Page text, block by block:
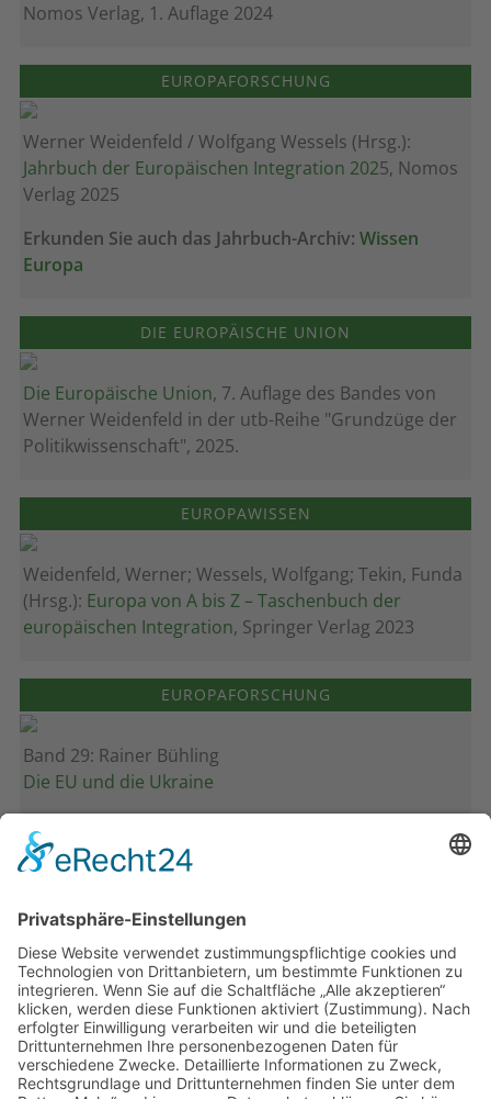
Nomos Verlag, 1. Auflage 2024
EUROPAFORSCHUNG
Werner Weidenfeld / Wolfgang Wessels (Hrsg.):
Jahrbuch der Europäischen Integration 2025, Nomos
Verlag 2025
Erkunden Sie auch das Jahrbuch-Archiv: Wissen
Europa
DIE EUROPÄISCHE UNION
Die Europäische Union, 7. Auflage des Bandes von
Werner Weidenfeld in der utb-Reihe "Grundzüge der
Politikwissenschaft", 2025.
EUROPAWISSEN
Weidenfeld, Werner; Wessels, Wolfgang; Tekin, Funda
(Hrsg.): Europa von A bis Z – Taschenbuch der
europäischen Integration, Springer Verlag 2023
EUROPAFORSCHUNG
Band 29: Rainer Bühling
Die EU und die Ukraine
Band 28: Andrea Zeller
Eurorettung um jeden Preis?
Band 27: Thomas Jansen
Europa verstehen
Band 26: Andreas Öffner
Die Macht der Interessen